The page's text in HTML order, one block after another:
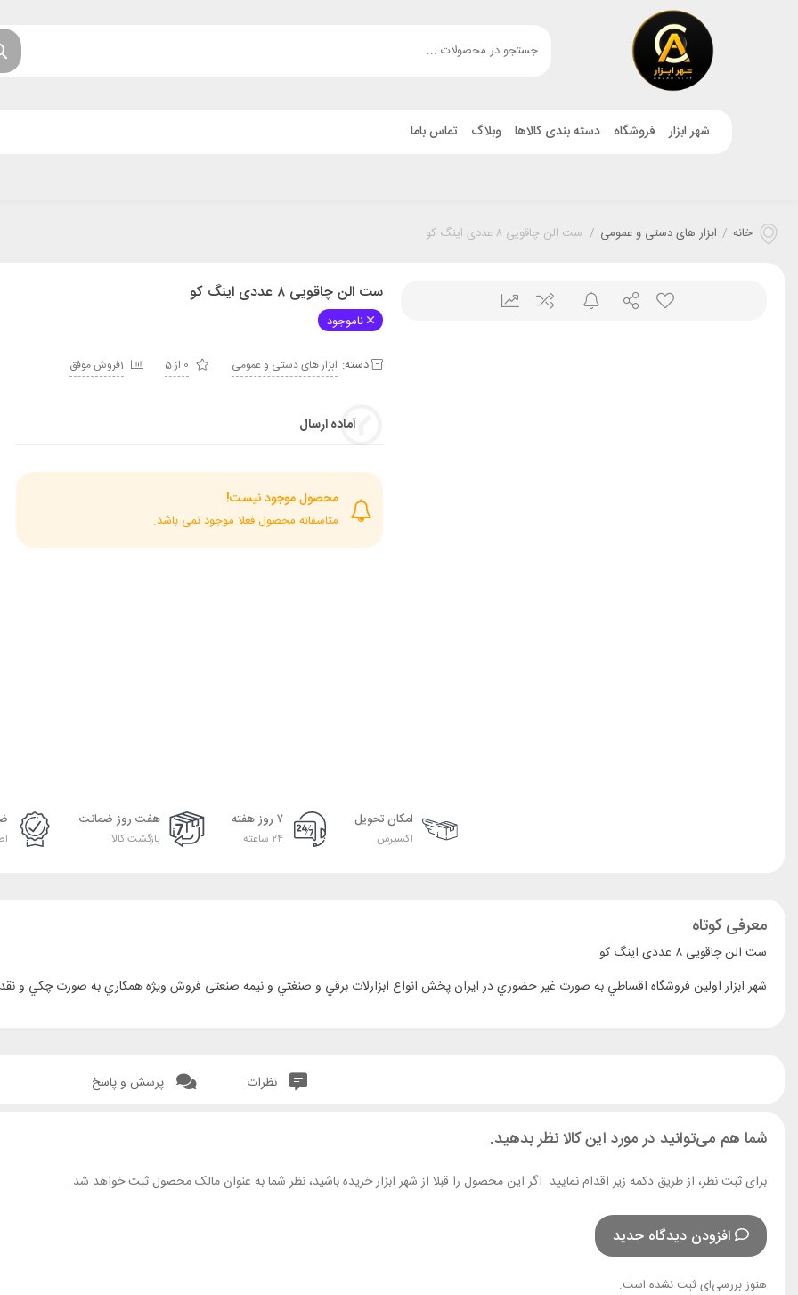
شهر ابزار فروشگاه دسته بندی کالاها وبلاگ تماس باما
خانه / ابزار های دستی و عمومی / ست الن چاقویی ۸ عددی اینگ کو
ست الن چاقویی ۸ عددی اینگ کو
ناموجود
دسته: ابزار های دستی و عمومی 0 از 5 1فروش موفق
آماده ارسال
محصول موجود نیست!
متاسفانه محصول فعلا موجود نمی باشد.
امکان تحویل
اکسپرس
۷ روز هفته
۲۴ ساعته
هفت روز ضمانت
بازگشت کالا
معرفی کوتاه
ست الن چاقویی ۸ عددی اینگ کو
نظرات پرسش و پاسخ
شما هم می‌توانید در مورد این کالا نظر بدهید.
برای ثبت نظر، از طریق دکمه زیر اقدام نمایید. اگر این محصول را قبلا از شهر ابزار خریده باشید، نظر شما به عنوان مالک محصول ثبت خواهد شد.
افزودن دیدگاه جدید
هنوز بررسی‌ای ثبت نشده است.